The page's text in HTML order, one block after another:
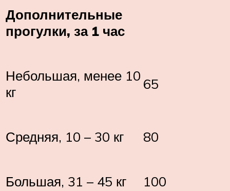
Дополнительные
прогулки, за 1 час
Небольшая, менее 10
кг
65
Средняя, 10 – 30 кг 80
Большая, 31 – 45 кг 100